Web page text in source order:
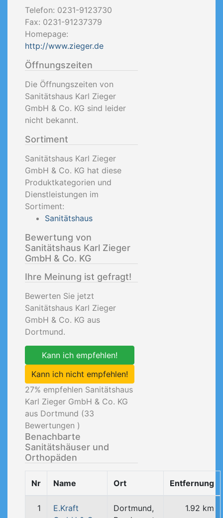
Telefon: 0231-9123730
Fax: 0231-91237379
Homepage:
http://www.zieger.de
Öffnungszeiten
Die Öffnungszeiten von
Sanitätshaus Karl Zieger
GmbH & Co. KG sind leider
nicht bekannt.
Sortiment
Sanitätshaus Karl Zieger
GmbH & Co. KG hat diese
Produktkategorien und
Dienstleistungen im
Sortiment:
Sanitätshaus
Bewertung von
Sanitätshaus Karl Zieger
GmbH & Co. KG
Ihre Meinung ist gefragt!
Bewerten Sie jetzt
Sanitätshaus Karl Zieger
GmbH & Co. KG aus
Dortmund.
Kann ich empfehlen!
Kann ich nicht empfehlen!
27% empfehlen Sanitätshaus
Karl Zieger GmbH & Co. KG
aus Dortmund (33
Bewertungen )
Benachbarte
Sanitätshäuser und
Orthopäden
Nr Name Ort Entfernung
1
E.Kraft
Dortmund,
1.92 km